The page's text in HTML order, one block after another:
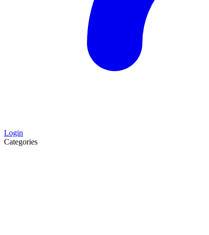
Login
Categories